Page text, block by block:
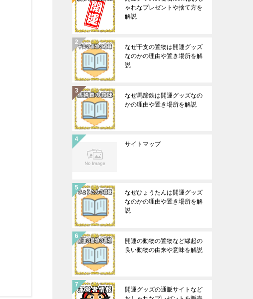
ゃれなプレゼントや捨て方を
解説
なぜ干支の置物は開運グッズ
なのかの理由や置き場所を解
説
なぜ馬蹄鉄は開運グッズなの
かの理由や置き場所を解説
サイトマップ
なぜひょうたんは開運グッズ
なのかの理由や置き場所を解
説
開運の動物の置物など縁起の
良い動物の由来や意味を解説
開運グッズの通販サイトなど